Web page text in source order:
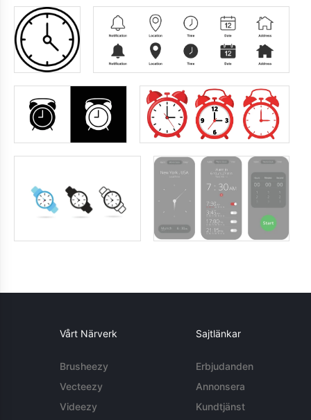
Vårt Närverk
Brusheezy
Vecteezy
Videezy
Sajtlänkar
Erbjudanden
Annonsera
Kundtjänst